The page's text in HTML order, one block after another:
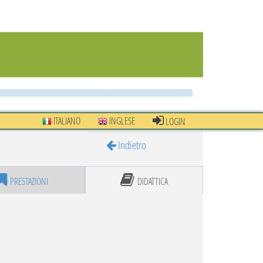
ITALIANO INGLESE
LOGIN
Indietro
PRESTAZIONI DIDATTICA